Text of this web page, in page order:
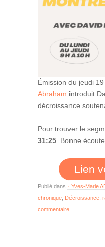
Émission du jeudi
Abraham introduit
décroissance
Pour trouver le
31:25 . Bonne
Lien
Publié dans · Yves-Marie
chronique Décroissance
commentaire